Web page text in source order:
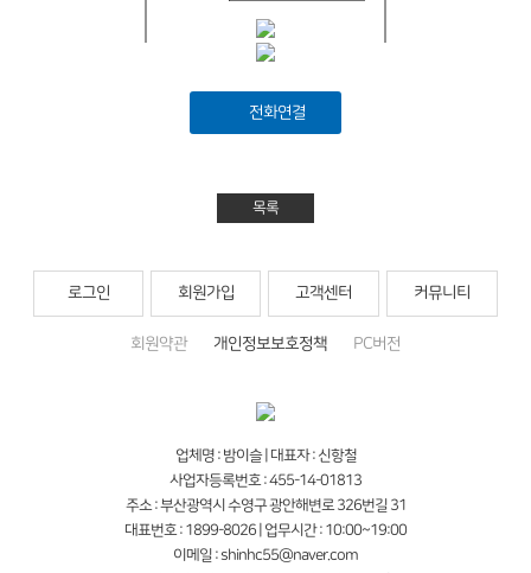
전화연결
목록
로그인 회원가입 고객센터 커뮤니티
회원약관 개인정보보호정책 PC버전
업체명 : 밤이슬 | 대표자 : 신항철
사업자등록번호 : 455-14-01813
주소 : 부산광역시 수영구 광안해변로 326번길 31
대표번호 : 1899-8026 | 업무시간 : 10:00~19:00
이메일 : shinhc55@naver.com